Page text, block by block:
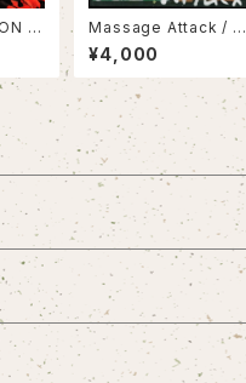
/
Massage Attack / 1,
000,000,000 Attack
(LP)
¥4,000